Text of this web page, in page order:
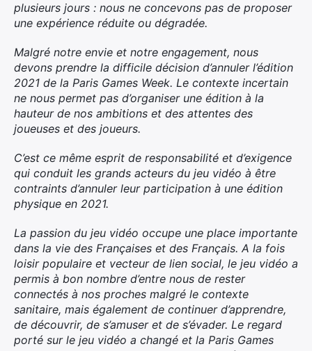
plusieurs jours : nous ne concevons pas de proposer
une expérience réduite ou dégradée.
Malgré notre envie et notre engagement, nous
devons prendre la difficile décision d’annuler l’édition
2021 de la Paris Games Week. Le contexte incertain
ne nous permet pas d’organiser une édition à la
hauteur de nos ambitions et des attentes des
joueuses et des joueurs.
C’est ce même esprit de responsabilité et d’exigence
qui conduit les grands acteurs du jeu vidéo à être
contraints d’annuler leur participation à une édition
physique en 2021.
La passion du jeu vidéo occupe une place importante
dans la vie des Françaises et des Français. A la fois
loisir populaire et vecteur de lien social, le jeu vidéo a
permis à bon nombre d’entre nous de rester
connectés à nos proches malgré le contexte
sanitaire, mais également de continuer d’apprendre,
de découvrir, de s’amuser et de s’évader. Le regard
porté sur le jeu vidéo a changé et la Paris Games